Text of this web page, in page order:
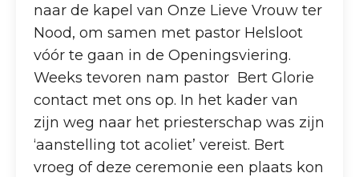
naar de kapel van Onze Lieve Vrouw ter
Nood, om samen met pastor Helsloot
vóór te gaan in de Openingsviering.
Weeks tevoren nam pastor Bert Glorie
contact met ons op. In het kader van
zijn weg naar het priesterschap was zijn
‘aanstelling tot acoliet’ vereist. Bert
vroeg of deze ceremonie een plaats kon